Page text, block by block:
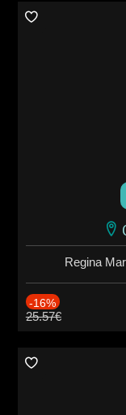
Regina
-16%
25.57€